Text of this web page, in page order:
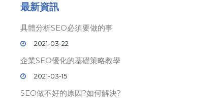
最新資訊
具體分析SEO必須要做的事
2021-03-22
企業SEO優化的基礎策略教學
2021-03-15
SEO做不好的原因?如何解決?